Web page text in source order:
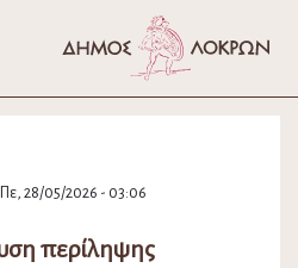
28/05/2026 - 03:06
περίληψης